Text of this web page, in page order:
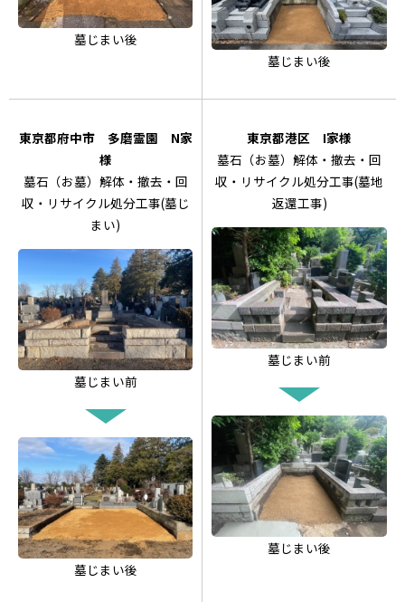
墓じまい後
墓じまい後
東京都府中市 多磨霊園 N家
様
墓石（お墓）解体・撤去・回
収・リサイクル処分工事(墓じ
まい)
墓じまい前
墓じまい後
東京都港区 I家様
墓石（お墓）解体・撤去・回
収・リサイクル処分工事(墓地
返還工事)
墓じまい前
墓じまい後